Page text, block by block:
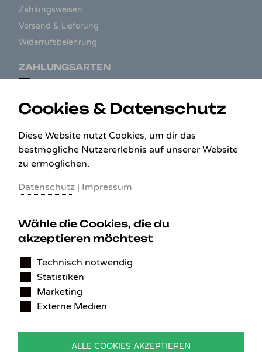
Zahlungsweisen
Versand & Lieferung
Widerrufsbelehrung
ZAHLUNGSARTEN
KONTAKT
Benedikt Stelzner
Autopflege Stelzner
Kohlgraben 2b
97799 Zeitlofs
Deutschland
Cookies & Datenschutz
Diese Website nutzt Cookies, um dir das
bestmögliche Nutzererlebnis auf unserer Website
zu ermöglichen.
Datenschutz | Impressum
Wähle die Cookies, die du
akzeptieren möchtest
Technisch notwendig
Statistiken
Marketing
Externe Medien
ALLE COOKIES AKZEPTIEREN